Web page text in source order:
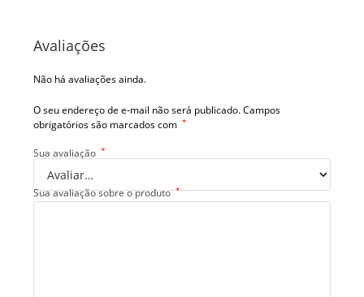
Avaliações
Não há avaliações ainda.
O seu endereço de e-mail não será publicado.Campos
obrigatórios são marcados com *
Sua avaliação *
Sua avaliação sobre o produto *